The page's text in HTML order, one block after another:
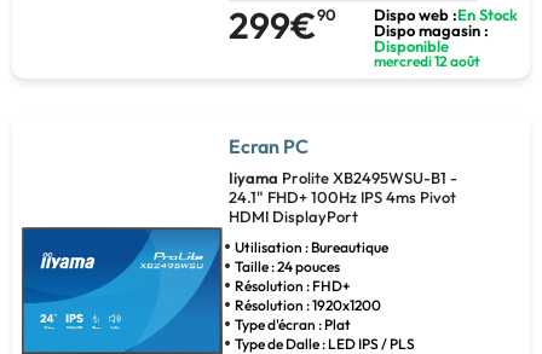
299€90 Dispo web :En Stock
Dispo magasin :
Disponible
mercredi 12 août
Ecran PC
Iiyama Prolite XB2495WSU-B1 -
24.1" FHD+ 100Hz IPS 4ms Pivot
HDMI DisplayPort
Utilisation : Bureautique
Taille : 24 pouces
Résolution : FHD+
Résolution : 1920x1200
Type d'écran : Plat
Type de Dalle : LED IPS / PLS